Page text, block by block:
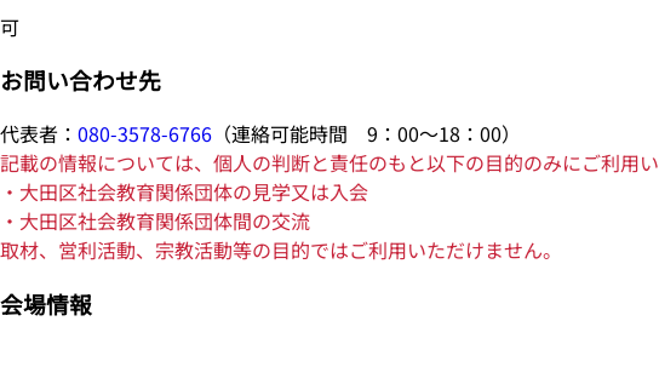
可
お問い合わせ先
代表者： 080-3578-6766 （連絡可能時間 9：00～18：00）
記載の情報については、個人の判断と責任のもと以下の目的のみにご利用い
・大田区社会教育関係団体の見学又は入会
・大田区社会教育関係団体間の交流
取材、営利活動、宗教活動等の目的ではご利用いただけません。
会場情報